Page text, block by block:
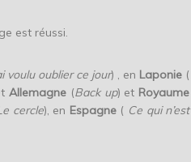
est réussi.
voulu oublier ce jour) , en Laponie (
Allemagne(Back up) et Royaume
cercle), en Espagne( Ce qui n’est